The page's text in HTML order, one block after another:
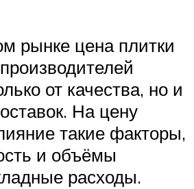
рынке цена плитки
от качества, но и
На цену
такие факторы,
и объёмы
расходы.